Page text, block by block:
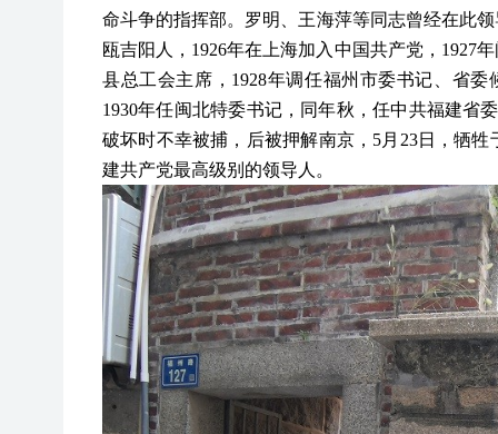
命斗争的指挥部。罗明、王海萍等同志曾经在此
瓯吉阳人，1926年在上海加入中国共产党，1927
县总工会主席，1928年调任福州市委书记、省
1930年任闽北特委书记，同年秋，任中共福建省
破坏时不幸被捕，后被押解南京，5月23日，牺
建共产党最高级别的领导人。